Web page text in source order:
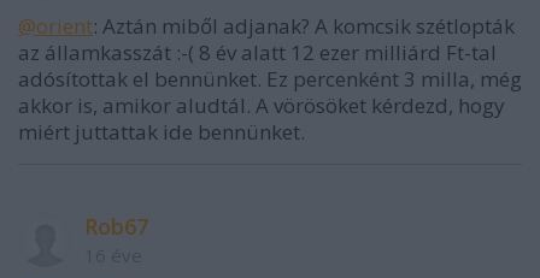
@orient: Aztán miből adjanak? A komcsik szétlopták
az államkasszát :-( 8 év alatt 12 ezer milliárd Ft-tal
adósítottak el bennünket. Ez percenként 3 milla, még
akkor is, amikor aludtál. A vörösöket kérdezd, hogy
miért juttattak ide bennünket.
Rob67